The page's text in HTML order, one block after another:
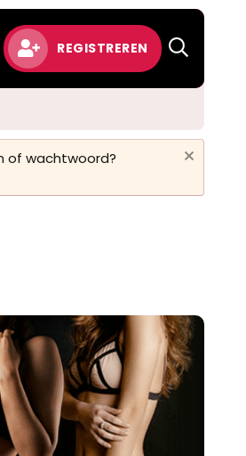
REGISTREREN
of wachtwoord?